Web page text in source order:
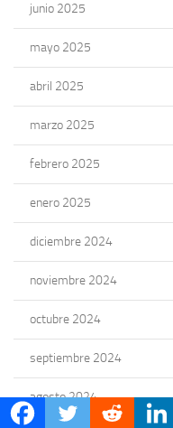
junio 2025
mayo 2025
abril 2025
marzo 2025
febrero 2025
enero 2025
diciembre 2024
noviembre 2024
octubre 2024
septiembre 2024
agosto 2024